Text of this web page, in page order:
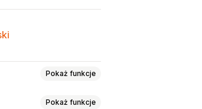
Pokaż funkcje
Pokaż funkcje